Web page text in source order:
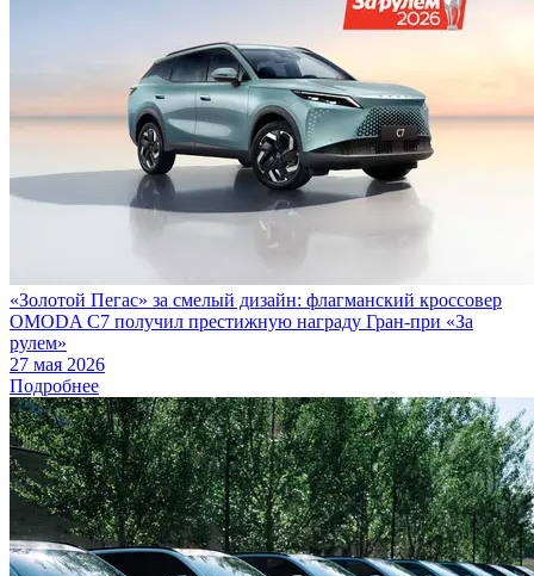
«Золотой Пегас» за смелый дизайн: флагманский кроссовер
OMODA C7 получил престижную награду Гран-при «За
рулем»
27 мая 2026
Подробнее